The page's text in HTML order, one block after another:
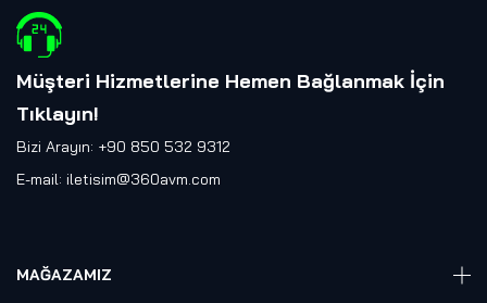
Müşteri Hizmetlerine Hemen Bağlanmak İçin
Tıklayın!
Bizi Arayın: +90 850 532 9312
E-mail: iletisim@360avm.com
MAĞAZAMIZ